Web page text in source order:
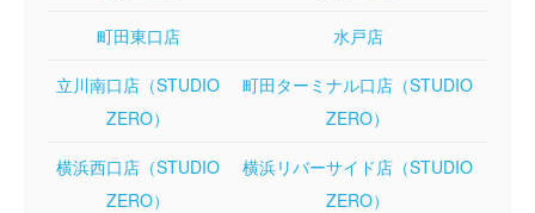
町田東口店 水戸店
立川南口店（STUDIO
ZERO）
町田ターミナル口店（STUDIO
ZERO）
横浜西口店（STUDIO
ZERO）
横浜リバーサイド店（STUDIO
ZERO）